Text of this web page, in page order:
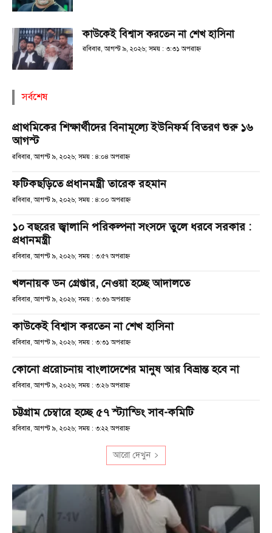
কাউকেই বিশ্বাস করতেন না শেখ হাসিনা
রবিবার, আগস্ট ৯, ২০২৬; সময় : ৩:৩১ অপরাহ্ণ
সর্বশেষ
প্রাথমিকের শিক্ষার্থীদের বিনামূল্যে ইউনিফর্ম বিতরণ শুরু ১৬
আগস্ট
রবিবার, আগস্ট ৯, ২০২৬; সময় : ৪:০৪ অপরাহ্ণ
ফটিকছড়িতে প্রধানমন্ত্রী তারেক রহমান
রবিবার, আগস্ট ৯, ২০২৬; সময় : ৪:০০ অপরাহ্ণ
১০ বছরের জ্বালানি পরিকল্পনা সংসদে তুলে ধরবে সরকার :
প্রধানমন্ত্রী
রবিবার, আগস্ট ৯, ২০২৬; সময় : ৩:৫৭ অপরাহ্ণ
খলনায়ক ডন গ্রেপ্তার, নেওয়া হচ্ছে আদালতে
রবিবার, আগস্ট ৯, ২০২৬; সময় : ৩:৩৬ অপরাহ্ণ
কাউকেই বিশ্বাস করতেন না শেখ হাসিনা
রবিবার, আগস্ট ৯, ২০২৬; সময় : ৩:৩১ অপরাহ্ণ
কোনো প্ররোচনায় বাংলাদেশের মানুষ আর বিভ্রান্ত হবে না
রবিবার, আগস্ট ৯, ২০২৬; সময় : ৩:২৬ অপরাহ্ণ
চট্টগ্রাম চেম্বারে হচ্ছে ৫৭ স্ট্যান্ডিং সাব-কমিটি
রবিবার, আগস্ট ৯, ২০২৬; সময় : ৩:২২ অপরাহ্ণ
আরো দেখুন